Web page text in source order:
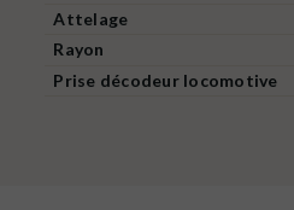
Attelage
Rayon
Prise décodeur locomotive